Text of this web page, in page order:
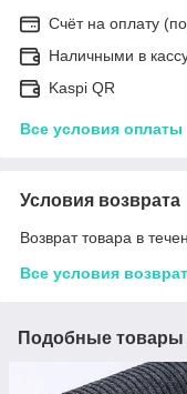
Счёт на оплату
Наличными в
Kaspi QR
Все условия оплаты
Условия возврата
Возврат товара в
Все условия
Подобные товары